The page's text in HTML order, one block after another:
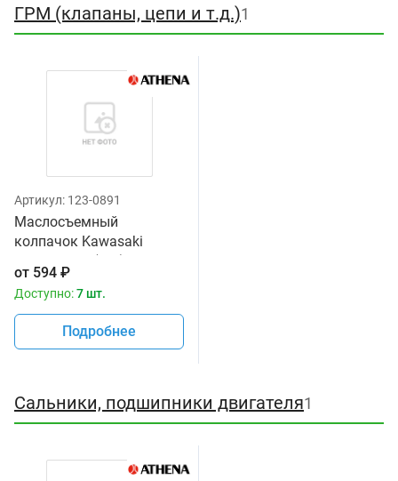
ГРМ (клапаны, цепи и т.д.)1
Артикул: 123-0891
Маслосъемный
колпачок Kawasaki
92049-1349 (шт.) Athena
P400250420601
от 594 ₽
Доступно:7 шт.
Подробнее
Сальники, подшипники двигателя1